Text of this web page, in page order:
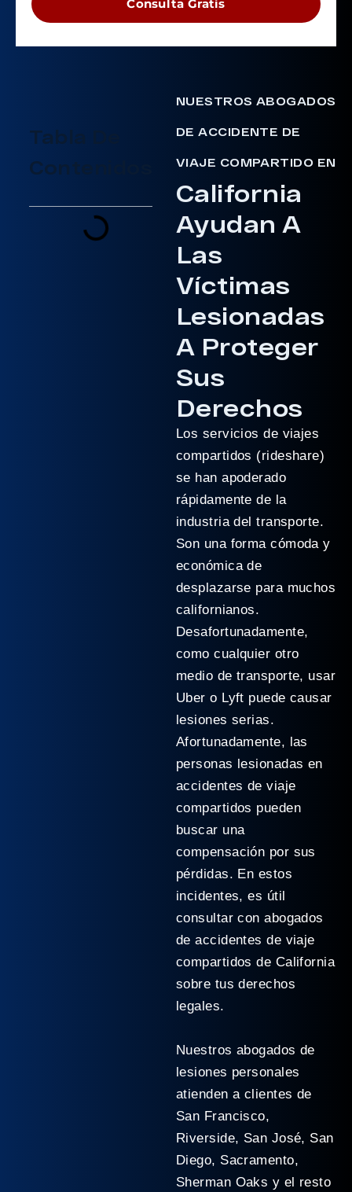
Consulta Gratis
Tabla De
Contenidos
NUESTROS ABOGADOS
DE ACCIDENTE DE
VIAJE COMPARTIDO EN
California
Ayudan A
Las
Víctimas
Lesionadas
A Proteger
Sus
Derechos
Los servicios de viajes
compartidos (rideshare)
se han apoderado
rápidamente de la
industria del transporte.
Son una forma cómoda y
económica de
desplazarse para muchos
californianos.
Desafortunadamente,
como cualquier otro
medio de transporte, usar
Uber o Lyft puede causar
lesiones serias.
Afortunadamente, las
personas lesionadas en
accidentes de viaje
compartidos pueden
buscar una
compensación por sus
pérdidas. En estos
incidentes, es útil
consultar con abogados
de accidentes de viaje
compartidos de California
sobre tus derechos
legales.
Nuestros abogados de
lesiones personales
atienden a clientes de
San Francisco,
Riverside, San José, San
Diego, Sacramento,
Sherman Oaks y el resto